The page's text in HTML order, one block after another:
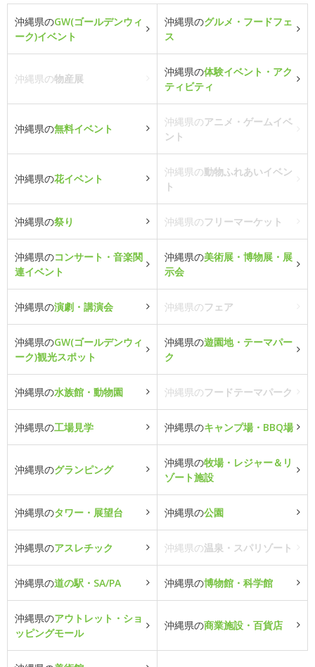
沖縄県のGW(ゴールデンウィ
ーク)イベント
沖縄県のグルメ・フードフェ
ス
沖縄県の物産展
沖縄県の体験イベント・アク
ティビティ
沖縄県の無料イベント
沖縄県のアニメ・ゲームイベ
ント
沖縄県の花イベント
沖縄県の動物ふれあいイベン
ト
沖縄県の祭り 沖縄県のフリーマーケット
沖縄県のコンサート・音楽関
連イベント
沖縄県の美術展・博物展・展
示会
沖縄県の演劇・講演会 沖縄県のフェア
沖縄県のGW(ゴールデンウィ
ーク)観光スポット
沖縄県の遊園地・テーマパー
ク
沖縄県の水族館・動物園 沖縄県のフードテーマパーク
沖縄県の工場見学 沖縄県のキャンプ場・BBQ場
沖縄県のグランピング
沖縄県の牧場・レジャー＆リ
ゾート施設
沖縄県のタワー・展望台 沖縄県の公園
沖縄県のアスレチック 沖縄県の温泉・スパリゾート
沖縄県の道の駅・SA/PA 沖縄県の博物館・科学館
沖縄県のアウトレット・ショ
ッピングモール
沖縄県の商業施設・百貨店